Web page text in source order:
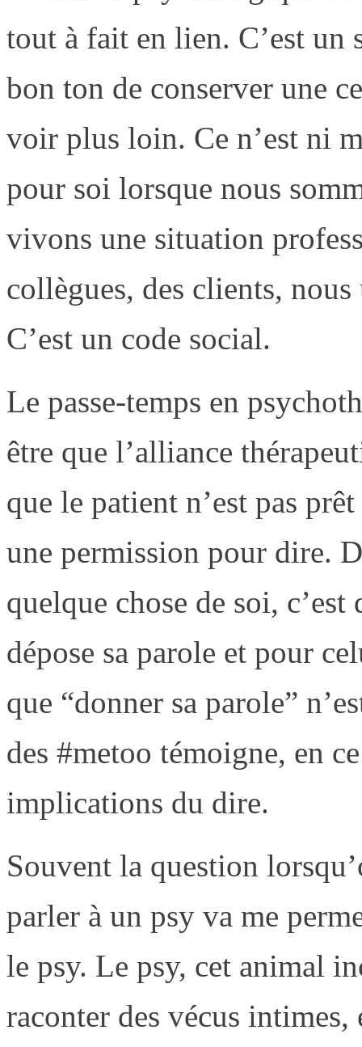
tout à fait en lien. C’est un
bon ton de conserver une
voir plus loin. Ce n’est ni
pour soi lorsque nous
vivons une situation
collègues, des clients,
C’est un code social.
Le passe-temps en
être que l’alliance
que le patient n’est pas
une permission pour dire.
quelque chose de soi,
dépose sa parole et pour
que “donner sa parole”
des #metoo témoigne, en
implications du dire.
Souvent la question
parler à un psy va me
le psy. Le psy, cet animal
raconter des vécus